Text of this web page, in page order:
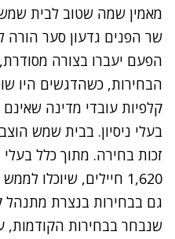
מאמין שמה שטוב לבית
שר הפנים גדעון סער
הפעם יעברו בצורה
הבחירות, כשהדגשים היו
קלפיות עובדי מדינה
זכות בחירה. מתוך כלל
1,620 חיילים, שיוכלו לממש את זכותם הדמוקרטית.
גם בבחירות בנצרת מתנהל
שנבחר בבחירות הקודמות,